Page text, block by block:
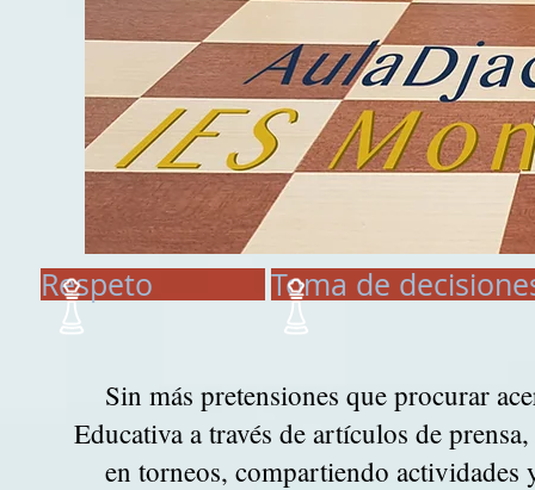
Respeto Toma de
Sin más pretensiones que procurar
Educativa a través de artículos de
en torneos, compartiendo actividades